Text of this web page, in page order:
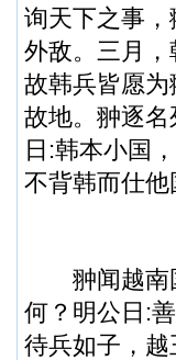
询天下之事
外敌。三月
故韩兵皆愿
故地。翀逐
日:韩本小国
不背韩而仕他
翀闻越南国
何？明公日:
待兵如子，